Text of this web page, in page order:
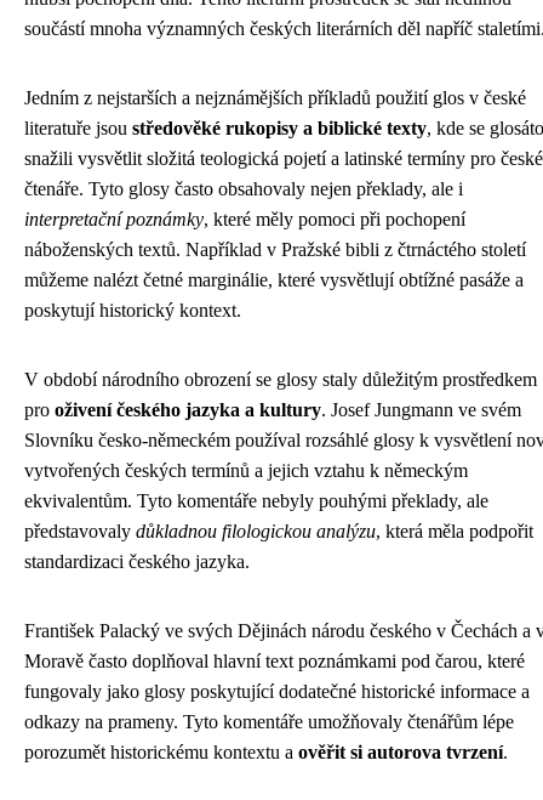
součástí mnoha významných českých literárních děl napříč
Jedním z nejstarších a nejznámějších příkladů použití glos v české
literatuře jsou středověké rukopisy a biblické texty, kde se
snažili vysvětlit složitá teologická pojetí a latinské termíny pro české
čtenáře. Tyto glosy často obsahovaly nejen překlady, ale i
interpretační poznámky, které měly pomoci při pochopení
náboženských textů. Například v Pražské bibli z čtrnáctého století
můžeme nalézt četné marginálie, které vysvětlují obtížné pasáže a
poskytují historický kontext.
V období národního obrození se glosy staly důležitým prostředkem
pro oživení českého jazyka a kultury. Josef Jungmann ve svém
Slovníku česko-německém používal rozsáhlé glosy k vysvětlení
vytvořených českých termínů a jejich vztahu k německým
ekvivalentům. Tyto komentáře nebyly pouhými překlady, ale
představovaly důkladnou filologickou analýzu, která měla podpořit
standardizaci českého jazyka.
František Palacký ve svých Dějinách národu českého v Čechách a
Moravě často doplňoval hlavní text poznámkami pod čarou, které
fungovaly jako glosy poskytující dodatečné historické informace a
odkazy na prameny. Tyto komentáře umožňovaly čtenářům lépe
porozumět historickému kontextu a ověřit si autorova tvrzení.